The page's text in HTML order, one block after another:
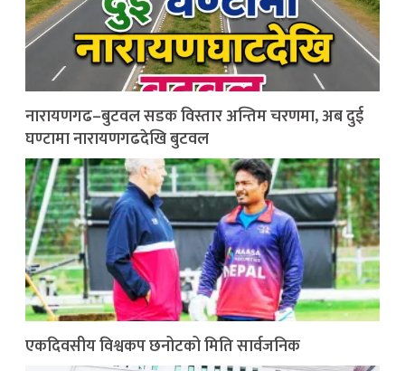
नारायणगढ–बुटवल सडक विस्तार अन्तिम चरणमा, अब दुई
घण्टामा नारायणगढदेखि बुटवल
एकदिवसीय विश्वकप छनोटको मिति सार्वजनिक